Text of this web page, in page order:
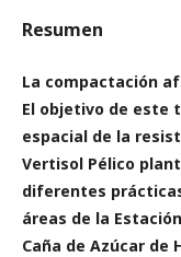
Resumen
La compactación
El objetivo de este
espacial de la
Vertisol Pélico
diferentes
áreas de la
Caña de Azúcar de